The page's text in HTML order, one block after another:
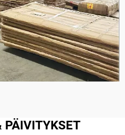
PÄIVITYKSET